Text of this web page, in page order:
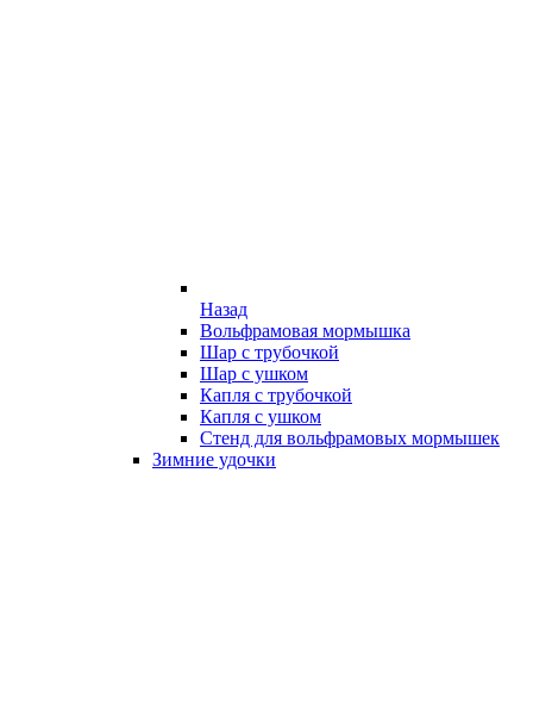
Назад
Вольфрамовая мормышка
Шар с трубочкой
Шар с ушком
Капля с трубочкой
Капля с ушком
Стенд для вольфрамовых мормышек
Зимние удочки